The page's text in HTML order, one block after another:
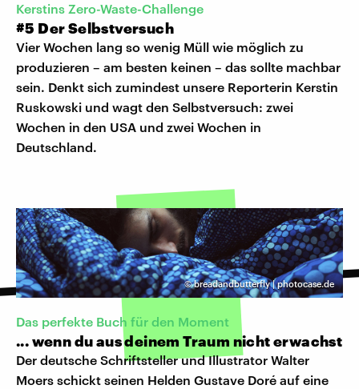
Kerstins Zero-Waste-Challenge
#5 Der Selbstversuch
Vier Wochen lang so wenig Müll wie möglich zu
produzieren – am besten keinen – das sollte machbar
sein. Denkt sich zumindest unsere Reporterin Kerstin
Ruskowski und wagt den Selbstversuch: zwei
Wochen in den USA und zwei Wochen in
Deutschland.
©breadandbutterfly | photocase.de
Das perfekte Buch für den Moment
... wenn du aus deinem Traum nicht erwachst
Der deutsche Schriftsteller und Illustrator Walter
Moers schickt seinen Helden Gustave Doré auf eine